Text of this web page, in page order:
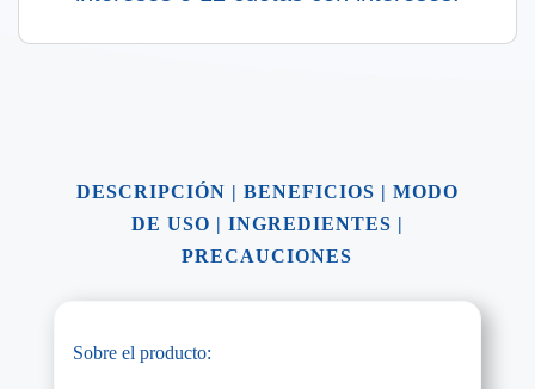
DESCRIPCIÓN | BENEFICIOS | MODO
DE USO | INGREDIENTES |
PRECAUCIONES
Sobre el producto: